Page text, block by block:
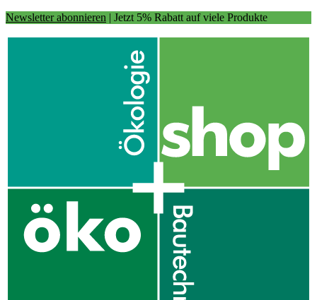
Newsletter abonnieren | Jetzt 5% Rabatt auf viele Produkte